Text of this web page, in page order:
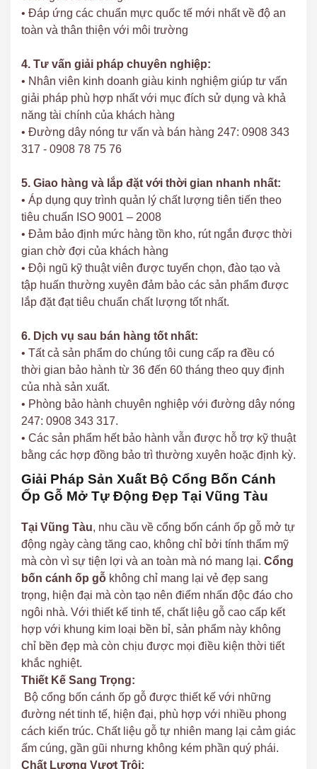
• Đáp ứng các chuẩn mực quốc tế mới nhất về độ an
toàn và thân thiện với môi trường
4. Tư vấn giải pháp chuyên nghiệp:
• Nhân viên kinh doanh giàu kinh nghiệm giúp tư vấn
giải pháp phù hợp nhất với mục đích sử dụng và khả
năng tài chính của khách hàng
• Đường dây nóng tư vấn và bán hàng 247: 0908 343
317 - 0908 78 75 76
5. Giao hàng và lắp đặt với thời gian nhanh nhất:
• Áp dụng quy trình quản lý chất lượng tiên tiến theo
tiêu chuẩn ISO 9001 – 2008
• Đảm bảo định mức hàng tồn kho, rút ngắn được thời
gian chờ đợi của khách hàng
• Đội ngũ kỹ thuật viên được tuyển chọn, đào tạo và
tập huấn thường xuyên đảm bảo các sản phẩm được
lắp đặt đạt tiêu chuẩn chất lượng tốt nhất.
6. Dịch vụ sau bán hàng tốt nhất:
• Tất cả sản phẩm do chúng tôi cung cấp ra đều có
thời gian bảo hành từ 36 đến 60 tháng theo quy định
của nhà sản xuất.
• Phòng bảo hành chuyên nghiệp với đường dây nóng
247: 0908 343 317.
• Các sản phẩm hết bảo hành vẫn được hỗ trợ kỹ thuật
bằng các hợp đồng bảo trì thường xuyên hoặc định kỳ.
Giải Pháp Sản Xuất Bộ Cổng Bốn Cánh
Ốp Gỗ Mở Tự Động Đẹp Tại Vũng Tàu
Tại Vũng Tàu, nhu cầu về cổng bốn cánh ốp gỗ mở tự
động ngày càng tăng cao, không chỉ bởi tính thẩm mỹ
mà còn vì sự tiện lợi và an toàn mà nó mang lại. Cổng
bốn cánh ốp gỗ không chỉ mang lại vẻ đẹp sang
trọng, hiện đại mà còn tạo nên điểm nhấn độc đáo cho
ngôi nhà. Với thiết kế tinh tế, chất liệu gỗ cao cấp kết
hợp với khung kim loại bền bỉ, sản phẩm này không
chỉ bền đẹp mà còn chịu được mọi điều kiện thời tiết
khắc nghiệt.
Thiết Kế Sang Trọng:
Bộ cổng bốn cánh ốp gỗ được thiết kế với những
đường nét tinh tế, hiện đại, phù hợp với nhiều phong
cách kiến trúc. Chất liệu gỗ tự nhiên mang lại cảm giác
ấm cúng, gần gũi nhưng không kém phần quý phái.
Chất Lượng Vượt Trội: